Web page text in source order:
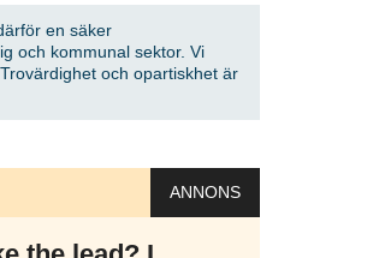
en säker
och kommunal sektor. Vi
och opartiskhet är
ANNONS